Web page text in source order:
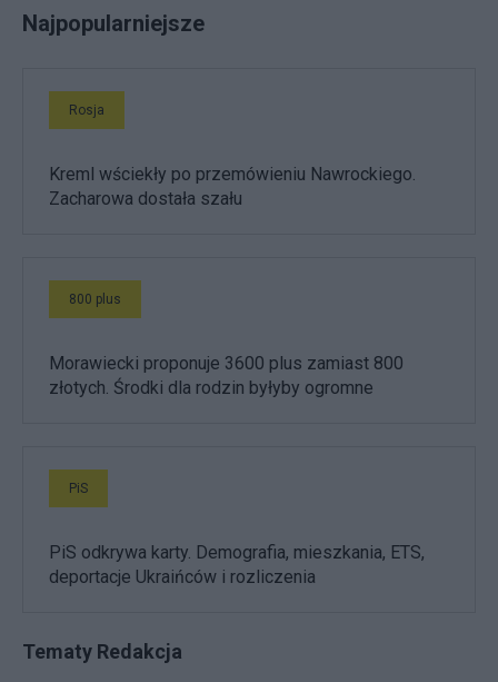
Najpopularniejsze
Rosja
Kreml wściekły po przemówieniu Nawrockiego.
Zacharowa dostała szału
800 plus
Morawiecki proponuje 3600 plus zamiast 800
złotych. Środki dla rodzin byłyby ogromne
PiS
PiS odkrywa karty. Demografia, mieszkania, ETS,
deportacje Ukraińców i rozliczenia
Tematy Redakcja